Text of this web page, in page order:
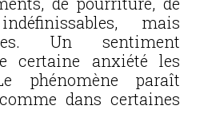
mais
Un sentiment
certaine anxiété les
phénomène paraît
dans certaines